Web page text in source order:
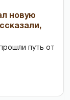
новую
путь от